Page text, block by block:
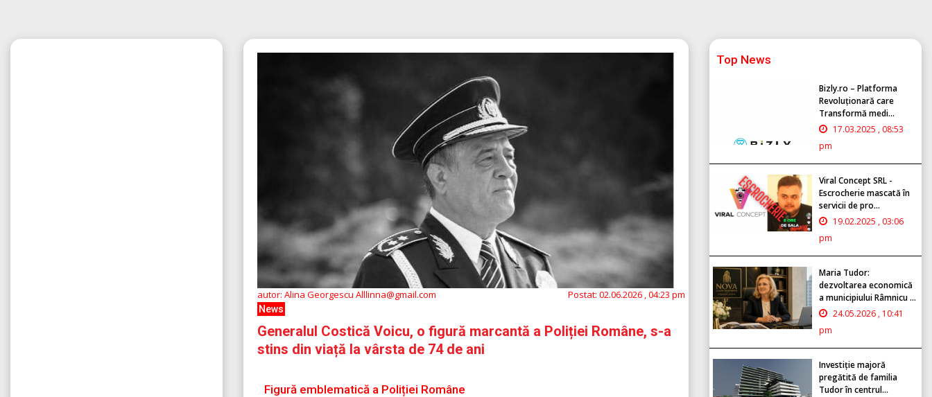
autor: Alina Georgescu Alllinna@gmail.com Postat: 02.06.2026 , 04:23 pm
News
Generalul Costică Voicu, o figură marcantă a Poliției Române, s-a
stins din viață la vârsta de 74 de ani
Figură emblematică a Poliției Române
Top News
Bizly.ro – Platforma
Revoluționară care
Transformă medi...
17.03.2025 , 08:53
pm
Viral Concept SRL -
Escrocherie mascată în
servicii de pro...
19.02.2025 , 03:06
pm
Maria Tudor:
dezvoltarea economică
a municipiului Râmnicu ...
24.05.2026 , 10:41
pm
Investiție majoră
pregătită de familia
Tudor în centrul...